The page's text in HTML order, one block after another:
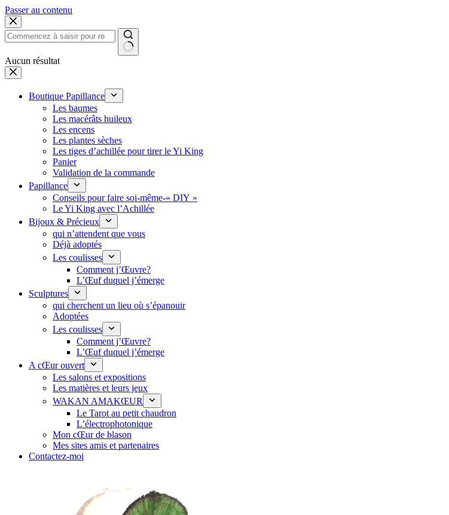
Passer au contenu
Aucun résultat
Boutique Papillance
Les baumes
Les macérâts huileux
Les encens
Les plantes sèches
Les tiges d’achillée pour tirer le Yi King
Panier
Validation de la commande
Papillance
Conseils pour faire soi-même-« DIY »
Le Yi King avec l’Achillée
Bijoux & Précieux
qui n’attendent que vous
Déjà adoptés
Les coulisses
Comment j’Œuvre?
L’Œuf duquel j’émerge
Sculptures
qui cherchent un lieu où s’épanouir
Adoptées
Les coulisses
Comment j’Œuvre?
L’Œuf duquel j’émerge
A cŒur ouvert
Les salons et expositions
Les matières et leurs jeux
WAKAN AMAKŒUR
Le Tarot au petit chaudron
L’électrophotonique
Mon cŒur de blason
Mes sites amis et partenaires
Contactez-moi